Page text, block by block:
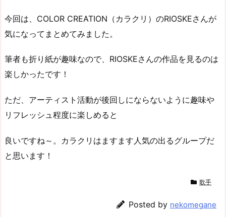
今回は、COLOR CREATION（カラクリ）のRIOSKEさんが
気になってまとめてみました。
筆者も折り紙が趣味なので、RIOSKEさんの作品を見るのは
楽しかったです！
ただ、アーティスト活動が後回しにならないように趣味や
リフレッシュ程度に楽しめると
良いですね～。カラクリはますます人気の出るグループだ
と思います！
歌手
Posted by nekomegane